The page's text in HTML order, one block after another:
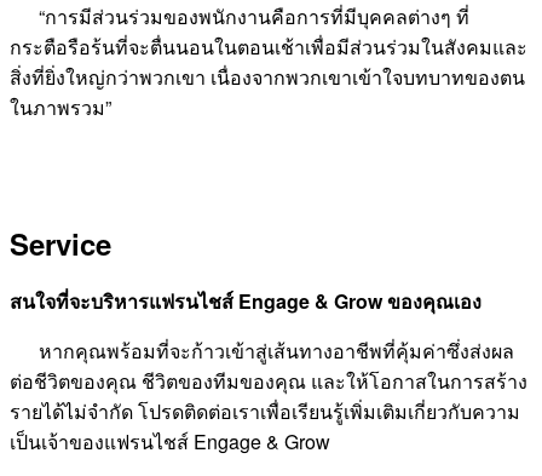
“การมีส่วนร่วมของพนักงานคือการที่มีบุคคลต่างๆ ที่
กระตือรือร้นที่จะตื่นนอนในตอนเช้าเพื่อมีส่วนร่วมในสังคมและ
สิ่งที่ยิ่งใหญ่กว่าพวกเขา เนื่องจากพวกเขาเข้าใจบทบาทของตน
ในภาพรวม”
Service
สนใจที่จะบริหารแฟรนไชส์ ​​Engage & Grow ของคุณเอง
หากคุณพร้อมที่จะก้าวเข้าสู่เส้นทางอาชีพที่คุ้มค่าซึ่งส่งผล
ต่อชีวิตของคุณ ชีวิตของทีมของคุณ และให้โอกาสในการสร้าง
รายได้ไม่จำกัด โปรดติดต่อเราเพื่อเรียนรู้เพิ่มเติมเกี่ยวกับความ
เป็นเจ้าของแฟรนไชส์ ​​Engage & Grow